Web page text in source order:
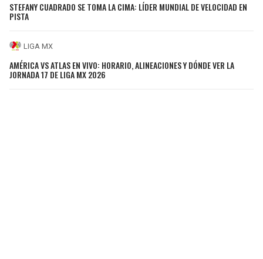
STEFANY CUADRADO SE TOMA LA CIMA: LÍDER MUNDIAL DE VELOCIDAD EN
PISTA
LIGA MX
AMÉRICA VS ATLAS EN VIVO: HORARIO, ALINEACIONES Y DÓNDE VER LA
JORNADA 17 DE LIGA MX 2026